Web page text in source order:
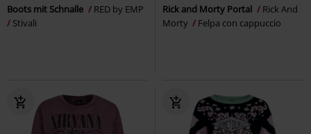
Boots mit Schnalle
RED by EMP
Stivali
Rick and Morty Portal
Rick And
Morty
Felpa con cappuccio